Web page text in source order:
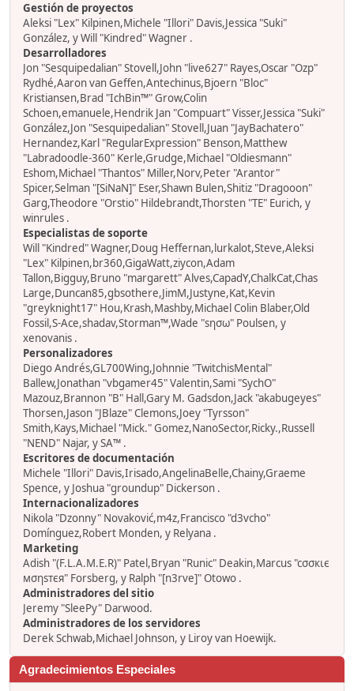
Gestión de proyectos
Aleksi "Lex" Kilpinen,Michele "Illori" Davis,Jessica "Suki"
González, y Will "Kindred" Wagner .
Desarrolladores
Jon "Sesquipedalian" Stovell,John "live627" Rayes,Oscar "Ozp"
Rydhé,Aaron van Geffen,Antechinus,Bjoern "Bloc"
Kristiansen,Brad "IchBin™" Grow,Colin
Schoen,emanuele,Hendrik Jan "Compuart" Visser,Jessica "Suki"
González,Jon "Sesquipedalian" Stovell,Juan "JayBachatero"
Hernandez,Karl "RegularExpression" Benson,Matthew
"Labradoodle-360" Kerle,Grudge,Michael "Oldiesmann"
Eshom,Michael "Thantos" Miller,Norv,Peter "Arantor"
Spicer,Selman "[SiNaN]" Eser,Shawn Bulen,Shitiz "Dragooon"
Garg,Theodore "Orstio" Hildebrandt,Thorsten "TE" Eurich, y
winrules .
Especialistas de soporte
Will "Kindred" Wagner,Doug Heffernan,lurkalot,Steve,Aleksi
"Lex" Kilpinen,br360,GigaWatt,ziycon,Adam
Tallon,Bigguy,Bruno "margarett" Alves,CapadY,ChalkCat,Chas
Large,Duncan85,gbsothere,JimM,Justyne,Kat,Kevin
"greyknight17" Hou,Krash,Mashby,Michael Colin Blaber,Old
Fossil,S-Ace,shadav,Storman™,Wade "sησω" Poulsen, y
xenovanis .
Personalizadores
Diego Andrés,GL700Wing,Johnnie "TwitchisMental"
Ballew,Jonathan "vbgamer45" Valentin,Sami "SychO"
Mazouz,Brannon "B" Hall,Gary M. Gadsdon,Jack "akabugeyes"
Thorsen,Jason "JBlaze" Clemons,Joey "Tyrsson"
Smith,Kays,Michael "Mick." Gomez,NanoSector,Ricky.,Russell
"NEND" Najar, y SA™ .
Escritores de documentación
Michele "Illori" Davis,Irisado,AngelinaBelle,Chainy,Graeme
Spence, y Joshua "groundup" Dickerson .
Internacionalizadores
Nikola "Dzonny" Novaković,m4z,Francisco "d3vcho"
Domínguez,Robert Monden, y Relyana .
Marketing
Adish "(F.L.A.M.E.R)" Patel,Bryan "Runic" Deakin,Marcus "cσσкιє
мσηѕтєя" Forsberg, y Ralph "[n3rve]" Otowo .
Administradores del sitio
Jeremy "SleePy" Darwood.
Administradores de los servidores
Derek Schwab,Michael Johnson, y Liroy van Hoewijk.
Agradecimientos Especiales